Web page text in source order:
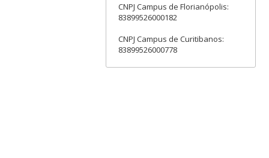
CNPJ Campus de Florianópolis:
83899526000182
CNPJ Campus de Curitibanos:
83899526000778